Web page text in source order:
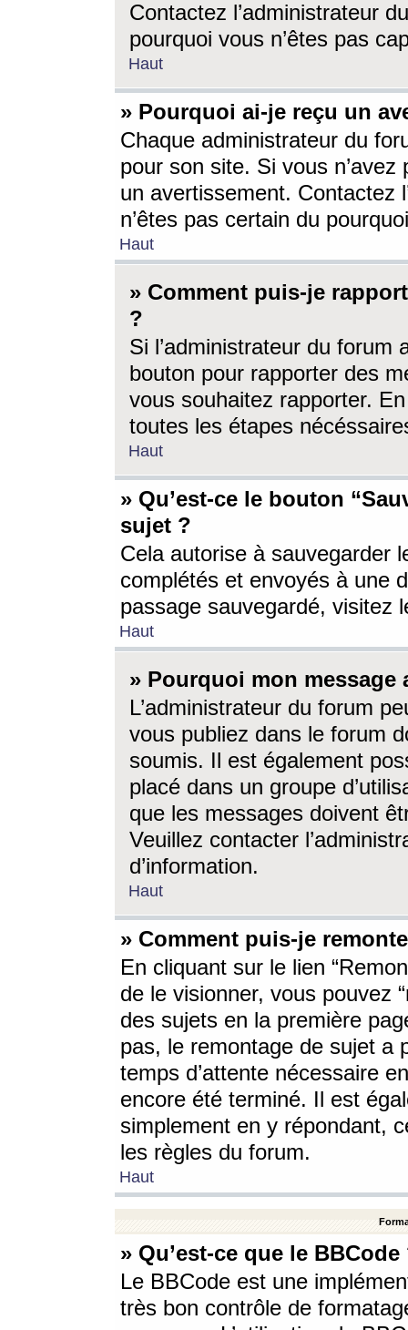
Contactez l’administrateur
pourquoi vous n’êtes pas
Haut
» Pourquoi ai-je reçu un
Chaque administrateur du
pour son site. Si vous
un avertissement. Contactez
n’êtes pas certain du
Haut
» Comment puis-je
?
Si l’administrateur du forum
bouton pour rapporter des
vous souhaitez rapporter.
toutes les étapes
Haut
» Qu’est-ce le bouton
sujet ?
Cela autorise à sauvegarder
complétés et envoyés à une
passage sauvegardé, visitez
Haut
» Pourquoi mon message
L’administrateur du forum
vous publiez dans le forum
soumis. Il est également
placé dans un groupe
que les messages doivent
Veuillez contacter
d’information.
Haut
» Comment puis-je
En cliquant sur le lien
de le visionner, vous pouvez
des sujets en la première
pas, le remontage de sujet a
temps d’attente nécessaire
encore été terminé. Il est
simplement en y répondant,
les règles du forum.
Haut
» Qu’est-ce que le BBCode
Le BBCode est une
très bon contrôle de